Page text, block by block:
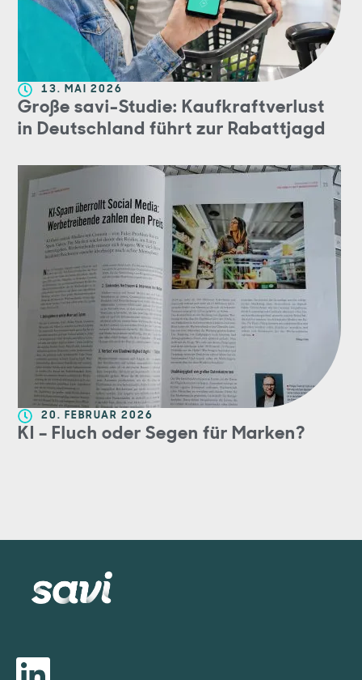
13. MAI 2026
Große savi-Studie: Kaufkraftverlust
in Deutschland führt zur Rabattjagd
20. FEBRUAR 2026
KI – Fluch oder Segen für Marken?